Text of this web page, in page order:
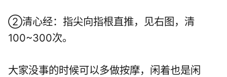
②清心经：指尖向指根直推，见右图，清
100~300次。
大家没事的时候可以多做按摩，闲着也是闲